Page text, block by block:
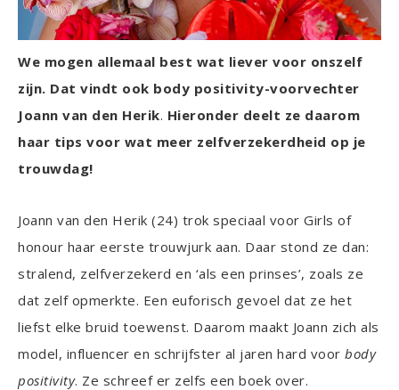
We mogen allemaal best wat liever voor onszelf
zijn. Dat vindt ook body positivity-voorvechter
Joann van den Herik. Hieronder deelt ze daarom
haar tips voor wat meer zelfverzekerdheid op je
trouwdag!
Joann van den Herik (24) trok speciaal voor Girls of
honour haar eerste trouwjurk aan. Daar stond ze dan:
stralend, zelfverzekerd en ‘als een prinses’, zoals ze
dat zelf opmerkte. Een euforisch gevoel dat ze het
liefst elke bruid toewenst. Daarom maakt Joann zich als
model, influencer en schrijfster al jaren hard voor body
positivity. Ze schreef er zelfs een boek over.